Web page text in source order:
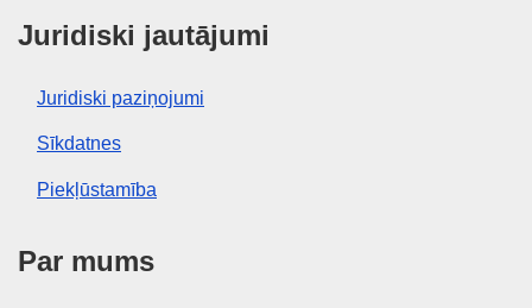
Juridiski jautājumi
Juridiski paziņojumi
Sīkdatnes
Piekļūstamība
Par mums